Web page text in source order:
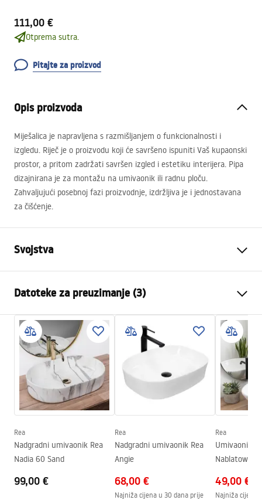
111,00 €
Otprema sutra.
Pitajte za proizvod
Opis proizvoda
Miješalica je napravljena s razmišljanjem o funkcionalnosti i
izgledu. Riječ je o proizvodu koji će savršeno ispuniti Vaš kupaonski
prostor, a pritom zadržati savršen izgled i estetiku interijera. Pipa
dizajnirana je za montažu na umivaonik ili radnu ploču.
Zahvaljujući posebnoj fazi proizvodnje, izdržljiva je i jednostavana
za čišćenje.
Svojstva
Način montaže
Stojeća
Boja
Titan
Vrsta izljevne cijevi
Fiksna
Materijal
Mjed
Doseg izljeva
mm
Visina
300
Tehnologija premazivanja
Promjer priključka
Jamstvo
5 godina
Datoteke za preuzimanje (3)
Jamstveni uvjeti
Warranty_Terms_and_Conditions_Faucets_-_5.pdf
Upute za montažu
faucet.pdf
Sigurnosne informacije
Safety_Information_Faucets.pdf
Rea
Nadgradni umivaonik Rea
Nadia 60 Sand
99,00 €
Rea
Nadgradni umivaonik Rea
Angie
68,00 €
Najniža cijena u 30 dana prije
Rea
Umivaonik
Nablatowa
49,00 €
Najniža cijena